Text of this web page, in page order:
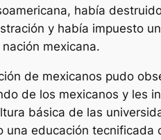
había
y había impuesto
mexicana.
de mexicanos pudo
de los mexicanos y les
básica de las
educación tecnificada